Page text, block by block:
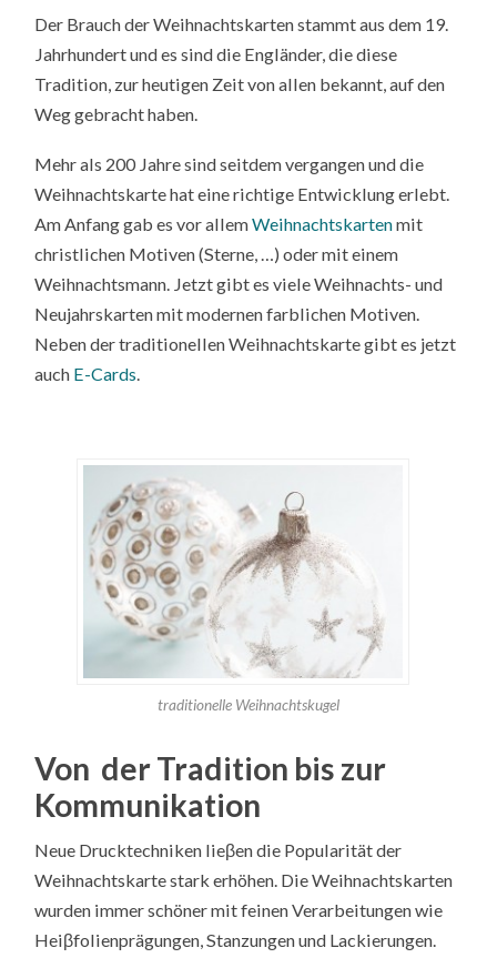
Der Brauch der Weihnachtskarten stammt aus dem 19.
Jahrhundert und es sind die Engländer, die diese
Tradition, zur heutigen Zeit von allen bekannt, auf den
Weg gebracht haben.
Mehr als 200 Jahre sind seitdem vergangen und die
Weihnachtskarte hat eine richtige Entwicklung erlebt.
Am Anfang gab es vor allemWeihnachtskartenmit
christlichen Motiven (Sterne, …) oder mit einem
Weihnachtsmann. Jetzt gibt es viele Weihnachts- und
Neujahrskarten mit modernen farblichen Motiven.
Neben der traditionellen Weihnachtskarte gibt es jetzt
auch E-Cards.
traditionelle Weihnachtskugel
Von der Tradition bis zur
Kommunikation
Neue Drucktechniken lieβen die Popularität der
Weihnachtskarte stark erhöhen. Die Weihnachtskarten
wurden immer schöner mit feinen Verarbeitungen wie
Heiβfolienprägungen, Stanzungen und Lackierungen.